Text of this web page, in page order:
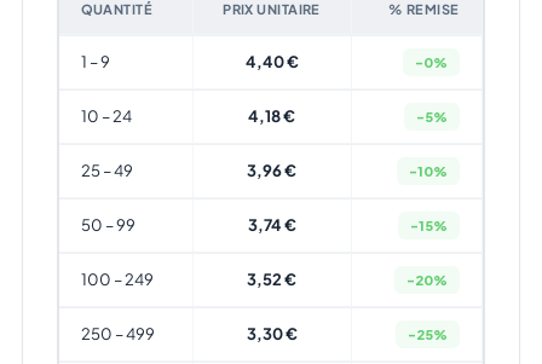
QUANTITÉ PRIX UNITAIRE % REMISE
1 – 9 4,40 € -0%
10 – 24 4,18 € -5%
25 – 49 3,96 € -10%
50 – 99 3,74 € -15%
100 – 249 3,52 € -20%
250 – 499 3,30 € -25%